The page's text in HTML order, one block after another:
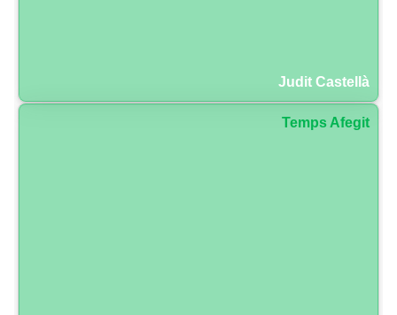
Judit Castellà
Temps Afegit